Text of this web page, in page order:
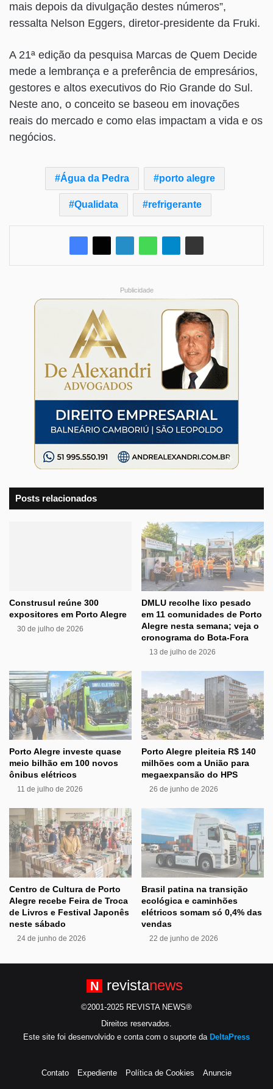
mais depois da divulgação destes números”,
ressalta Nelson Eggers, diretor-presidente da Fruki.
A 21ª edição da pesquisa Marcas de Quem Decide
mede a lembrança e a preferência de empresários,
gestores e altos executivos do Rio Grande do Sul.
Neste ano, o conceito se baseou em inovações
reais do mercado e como elas impactam a vida e os
negócios.
Água da Pedra porto alegre
Qualidata refrigerante
Publicidade
Posts relacionados
Construsul reúne 300
expositores em Porto Alegre
30 de julho de 2026
DMLU recolhe lixo pesado
em 11 comunidades de Porto
Alegre nesta semana; veja o
cronograma do Bota-Fora
13 de julho de 2026
Porto Alegre investe quase
meio bilhão em 100 novos
ônibus elétricos
11 de julho de 2026
Porto Alegre pleiteia R$ 140
milhões com a União para
megaexpansão do HPS
26 de junho de 2026
Centro de Cultura de Porto
Alegre recebe Feira de Troca
de Livros e Festival Japonês
neste sábado
24 de junho de 2026
Brasil patina na transição
ecológica e caminhões
elétricos somam só 0,4% das
vendas
22 de junho de 2026
N revistanews
©2001-2025 REVISTA NEWS®
Direitos reservados.
Este site foi desenvolvido e conta com o suporte da DeltaPress
Contato Expediente Política de Cookies Anuncie